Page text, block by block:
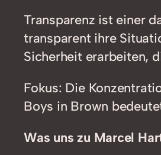
Transparenz ist einer
transparent ihre
Sicherheit erarbeiten,
Fokus: Die
Boys in Brown
Was uns zu Marcel